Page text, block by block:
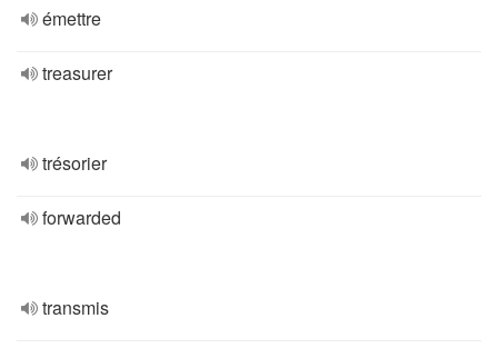
émettre
treasurer
trésorier
forwarded
transmis